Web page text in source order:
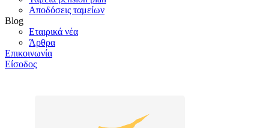
Αποδόσεις ταμείων
Blog
Εταιρικά νέα
Άρθρα
Επικοινωνία
Είσοδος